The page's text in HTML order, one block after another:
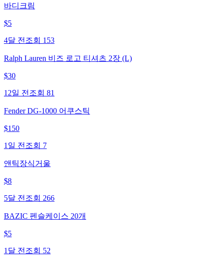
바디크림
$5
4달 전 조회 153
Ralph Lauren 비즈 로고 티셔츠 2장 (L)
$30
12일 전 조회 81
Fender DG-1000 어쿠스틱
$150
1일 전 조회 7
앤틱장식거울
$8
5달 전 조회 266
BAZIC 펜슬케이스 20개
$5
1달 전 조회 52